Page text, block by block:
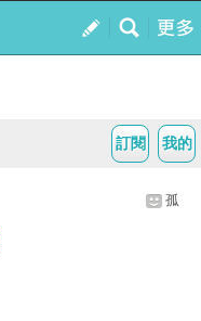
我的
訂閱
孤